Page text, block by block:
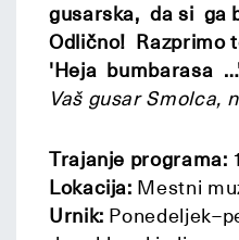
gusarska, da si ga
Odlično! Razprimo
'Heja bumbarasa
Vaš gusar Smolca,
Trajanje programa:
Lokacija: Mestni
Urnik: